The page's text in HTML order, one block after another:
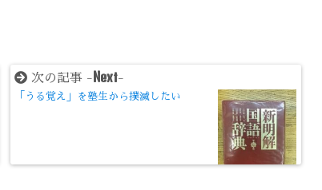
次の記事 -Next-
「うる覚え」を塾生から撲滅したい